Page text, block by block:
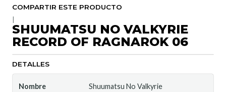
COMPARTIR ESTE PRODUCTO
SHUUMATSU NO VALKYRIE
RECORD OF RAGNAROK 06
DETALLES
Nombre
Shuumatsu No Valkyrie